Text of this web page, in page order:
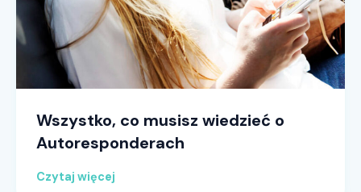
Wszystko, co musisz wiedzieć o
Autoresponderach
Czytaj więcej